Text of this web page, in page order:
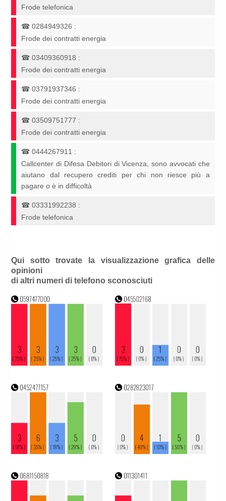
Frode telefonica
☎0284949326 :
Frode dei contratti energia
☎03409360918 :
Frode dei contratti energia
☎03791937346 :
Frode dei contratti energia
☎03509751777 :
Frode dei contratti energia
☎0444267911 :
Callcenter di Difesa Debitori di Vicenza, sono avvocati che
aiutano dal recupero crediti per chi non riesce più a
pagare o è in difficoltà
☎03331992238 :
Frode telefonica
Qui sotto trovate la visualizzazione grafica delle
opinioni
di altri numeri di telefono sconosciuti